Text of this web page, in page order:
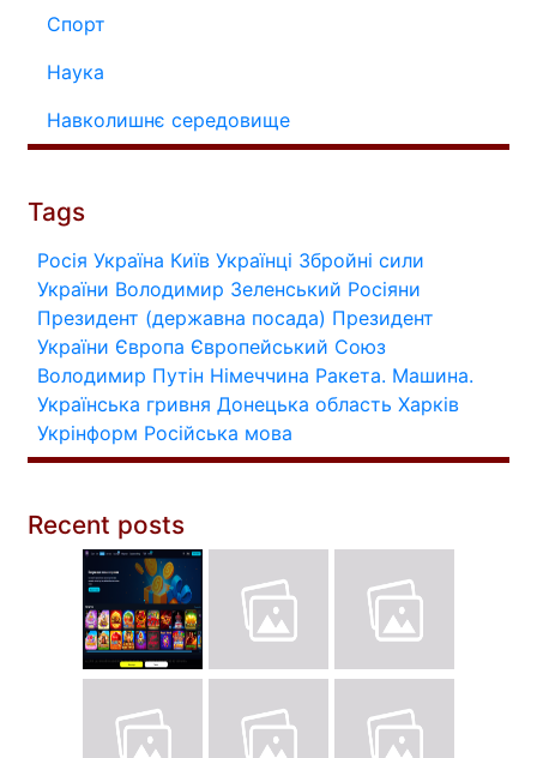
Спорт
Наука
Навколишнє середовище
Tags
Росія Україна Київ Українці Збройні сили
України Володимир Зеленський Росіяни
Президент (державна посада) Президент
України Європа Європейський Союз
Володимир Путін Німеччина Ракета. Машина.
Українська гривня Донецька область Харків
Укрінформ Російська мова
Recent posts